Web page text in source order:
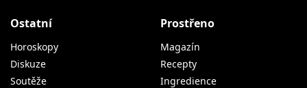
Ostatní
Horoskopy
Diskuze
Soutěže
Prostřeno
Magazín
Recepty
Ingredience